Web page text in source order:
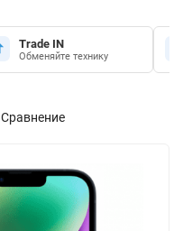
Trade IN
Обменяйте технику
Сравнение